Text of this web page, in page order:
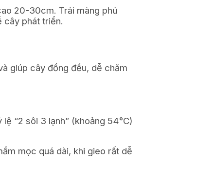
20-30cm. Trải màng phủ
cây phát triển.
giúp cây đồng đều, dễ chăm
“2 sôi 3 lạnh” (khoảng 54°C)
mọc quá dài, khi gieo rất dễ